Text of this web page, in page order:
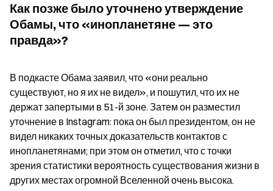
Как позже было уточнено утверждение
Обамы, что «инопланетяне — это
правда»?
В подкасте Обама заявил, что «они реально
существуют, но я их не видел», и пошутил, что их не
держат запертыми в 51-й зоне. Затем он разместил
уточнение в Instagram: пока он был президентом, он не
видел никаких точных доказательств контактов с
инопланетянами; при этом он отметил, что с точки
зрения статистики вероятность существования жизни в
других местах огромной Вселенной очень высока.